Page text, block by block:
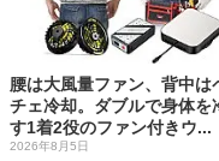
腰は大風量ファン、背中は
チェ冷却。ダブルで身体を
す1着2役のファン付きウ...
2026年8月5日